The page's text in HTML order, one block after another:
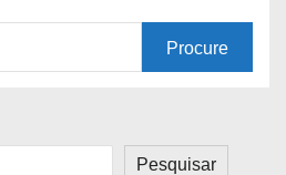
Pesquisar